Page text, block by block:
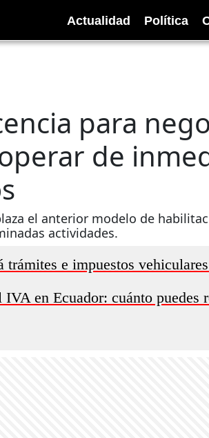
Actualidad Política
para
de
el anterior modelo de
actividades.
trámites e impuestos
en Ecuador: cuánto puedes